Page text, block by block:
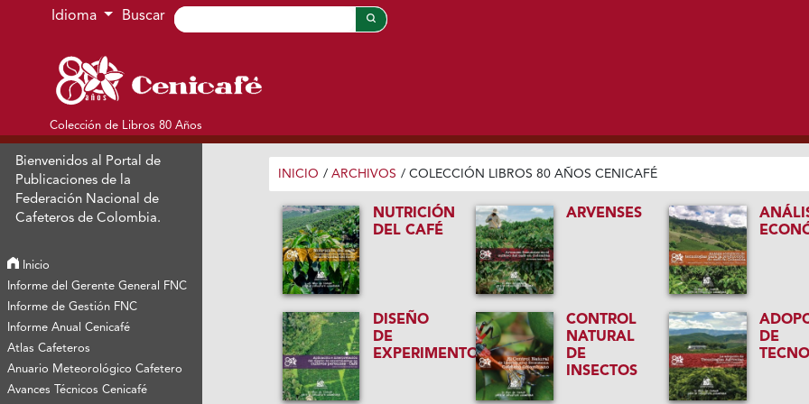
Ir al menú de navegación principal
Ir al contenido principal
Ir al pie de página del sitio
Idioma Buscar
Colección de Libros 80 Años
Bienvenidos al Portal de
Publicaciones de la
Federación Nacional de
Cafeteros de Colombia.
Inicio
Informe del Gerente General FNC
Informe de Gestión FNC
Informe Anual Cenicafé
Atlas Cafeteros
Anuario Meteorológico Cafetero
Avances Técnicos Cenicafé
INICIO / ARCHIVOS / COLECCIÓN LIBROS 80 AÑOS CENICAFÉ
NUTRICIÓN
DEL CAFÉ
ARVENSES
DISEÑO
DE
EXPERIMENTOS
CONTROL
NATURAL
DE
INSECTOS
DE